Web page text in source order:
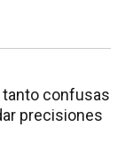
confusas
precisiones